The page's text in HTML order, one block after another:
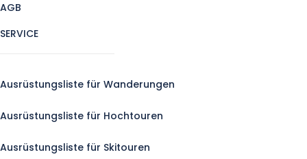
AGB
SERVICE
Ausrüstungsliste für Wanderungen
Ausrüstungsliste für Hochtouren
Ausrüstungsliste für Skitouren